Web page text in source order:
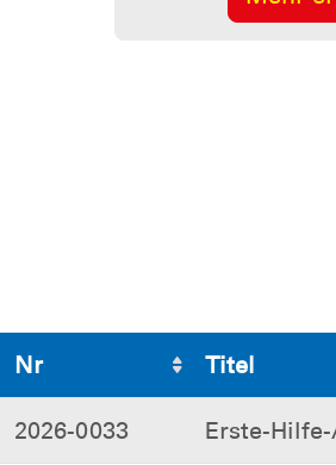
2026-0033 Erste-
2026-0034 Erste-
2027-0001 Erste-